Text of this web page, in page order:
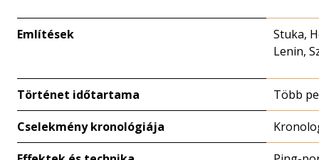
Említések
Stuka,
Lenin,
Történet időtartama Több
Cselekmény kronológiája